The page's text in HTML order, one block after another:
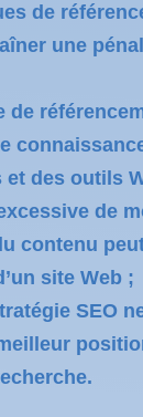
de
une
de
des outils
de
contenu
site Web ;
SEO